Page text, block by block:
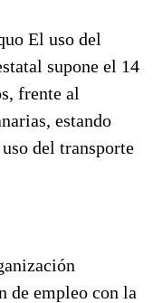
El uso del
supone el 14
frente al
estando
del transporte
de empleo con la